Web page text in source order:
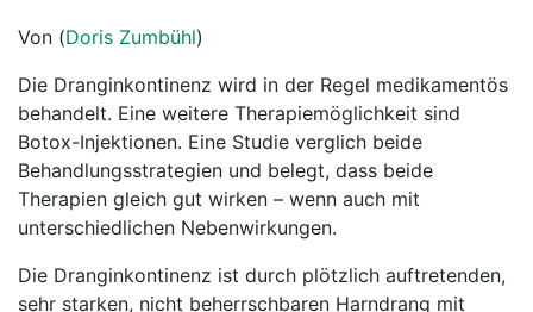
News
Ratgeber
Rubriken
Von (Doris Zumbühl)
Die Dranginkontinenz wird in der Regel medikamentös
behandelt. Eine weitere Therapiemöglichkeit sind
Botox-Injektionen. Eine Studie verglich beide
Behandlungsstrategien und belegt, dass beide
Therapien gleich gut wirken – wenn auch mit
unterschiedlichen Nebenwirkungen.
Die Dranginkontinenz ist durch plötzlich auftretenden,
sehr starken, nicht beherrschbaren Harndrang mit